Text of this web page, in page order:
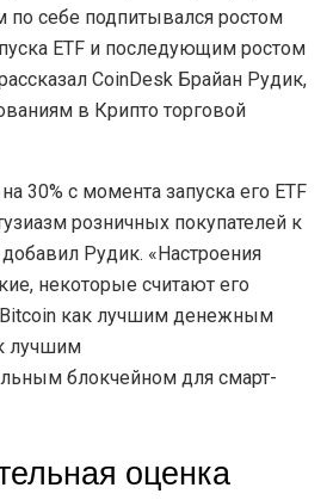
по себе подпитывался ростом
ETF и последующим ростом
CoinDesk Брайан Рудик,
в Криптo торговой
30% с момента запуска его ETF
розничных покупателей к
Рудик. «Настроения
некоторые считают его
как лучшим денежным
лучшим
блокчейном для смарт-
оценка